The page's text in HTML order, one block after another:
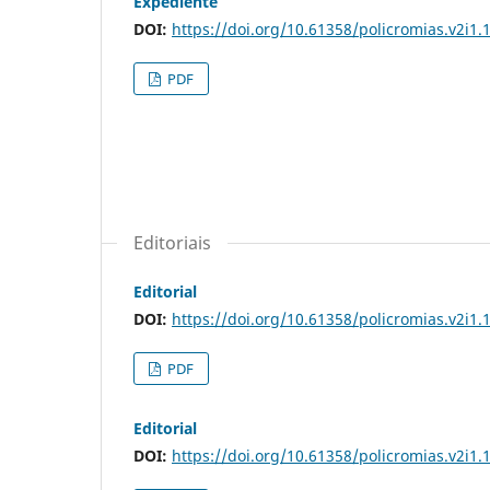
DOI: https://doi.org/10.61358/
PDF
Editoriais
Editorial
DOI: https://doi.org/10.61358/
PDF
Editorial
DOI: https://doi.org/10.61358/